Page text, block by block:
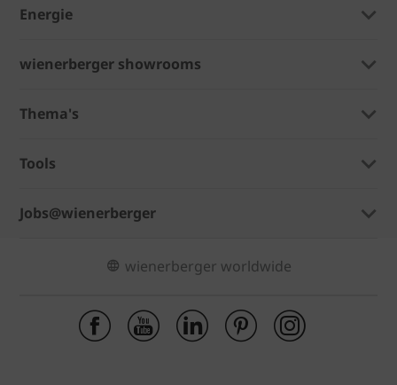
Energie
wienerberger showrooms
Thema's
Tools
Jobs@wienerberger
wienerberger worldwide